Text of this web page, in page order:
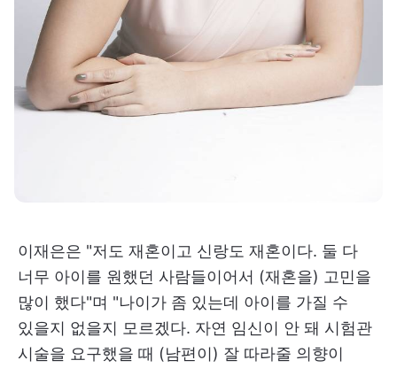
이재은은 "저도 재혼이고 신랑도 재혼이다. 둘 다
너무 아이를 원했던 사람들이어서 (재혼을) 고민을
많이 했다"며 "나이가 좀 있는데 아이를 가질 수
있을지 없을지 모르겠다. 자연 임신이 안 돼 시험관
시술을 요구했을 때 (남편이) 잘 따라줄 의향이